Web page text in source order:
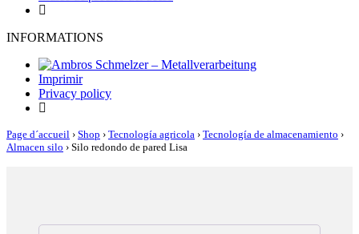
INFORMATIONS
Imprimir
Privacy policy
Page d´accueil › Shop › Tecnología agricola › Tecnología de almacenamiento ›
Almacen silo › Silo redondo de pared Lisa